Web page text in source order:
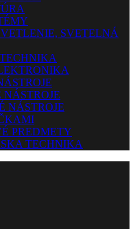
SVETELNÁ
NÁSTROJE
PREDMETY
TECHNIKA